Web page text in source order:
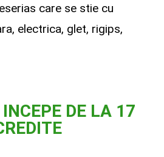
care se stie cu
electrica, glet, rigips,
DE LA 17